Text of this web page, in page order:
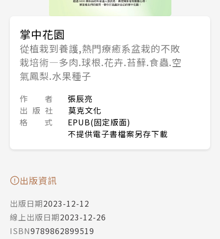
掌中花園
從植栽到養護,熱門療癒系盆栽的不敗
栽培術―多肉.球根.花卉.苔蘚.食蟲.空
氣鳳梨.水果種子
作 者
張辰亮
出 版 社
莫克文化
格 式
EPUB(固定版面)
不提供電子書檔案另存下載
出版資訊
出版日期2023-12-12
線上出版日期2023-12-26
ISBN9789862899519